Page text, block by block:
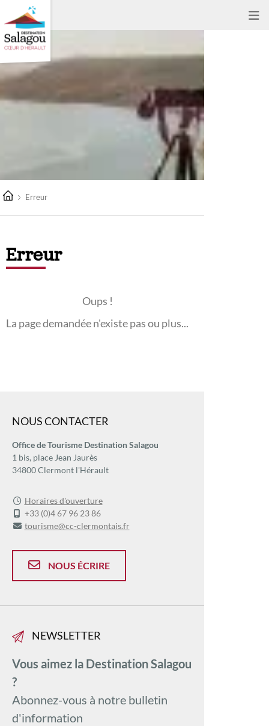
Erreur
Erreur
Oups !
La page demandée n'existe pas ou plus...
NOUS CONTACTER
Office de Tourisme Destination Salagou
1 bis, place Jean Jaurès
34800 Clermont l'Hérault
Horaires d'ouverture
+33 (0)4 67 96 23 86
tourisme@cc-clermontais.fr
NOUS ÉCRIRE
NEWSLETTER
Vous aimez la Destination Salagou
?
Abonnez-vous à notre bulletin
d'information